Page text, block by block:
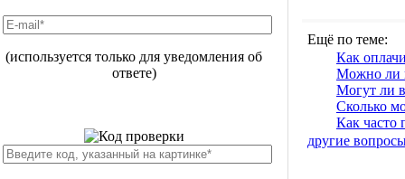
(используется только для уведомления об
ответе)
Ещё по теме:
Как
Можно ли
Могут ли
Сколько
Как часто
другие